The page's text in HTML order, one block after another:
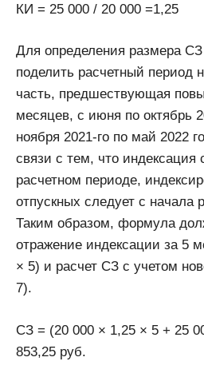
КИ = 25 000 / 20 000 =1,25
Для определения размера
поделить расчетный период
часть, предшествующая
месяцев, с июня по октябрь
ноября 2021-го по май 2022
связи с тем, что индексация
расчетном периоде,
отпускных следует с начала
Таким образом, формула
отражение индексации за 5
× 5) и расчет СЗ с учетом
7).
СЗ = (20 000 × 1,25 × 5 + 25
853,25 руб.